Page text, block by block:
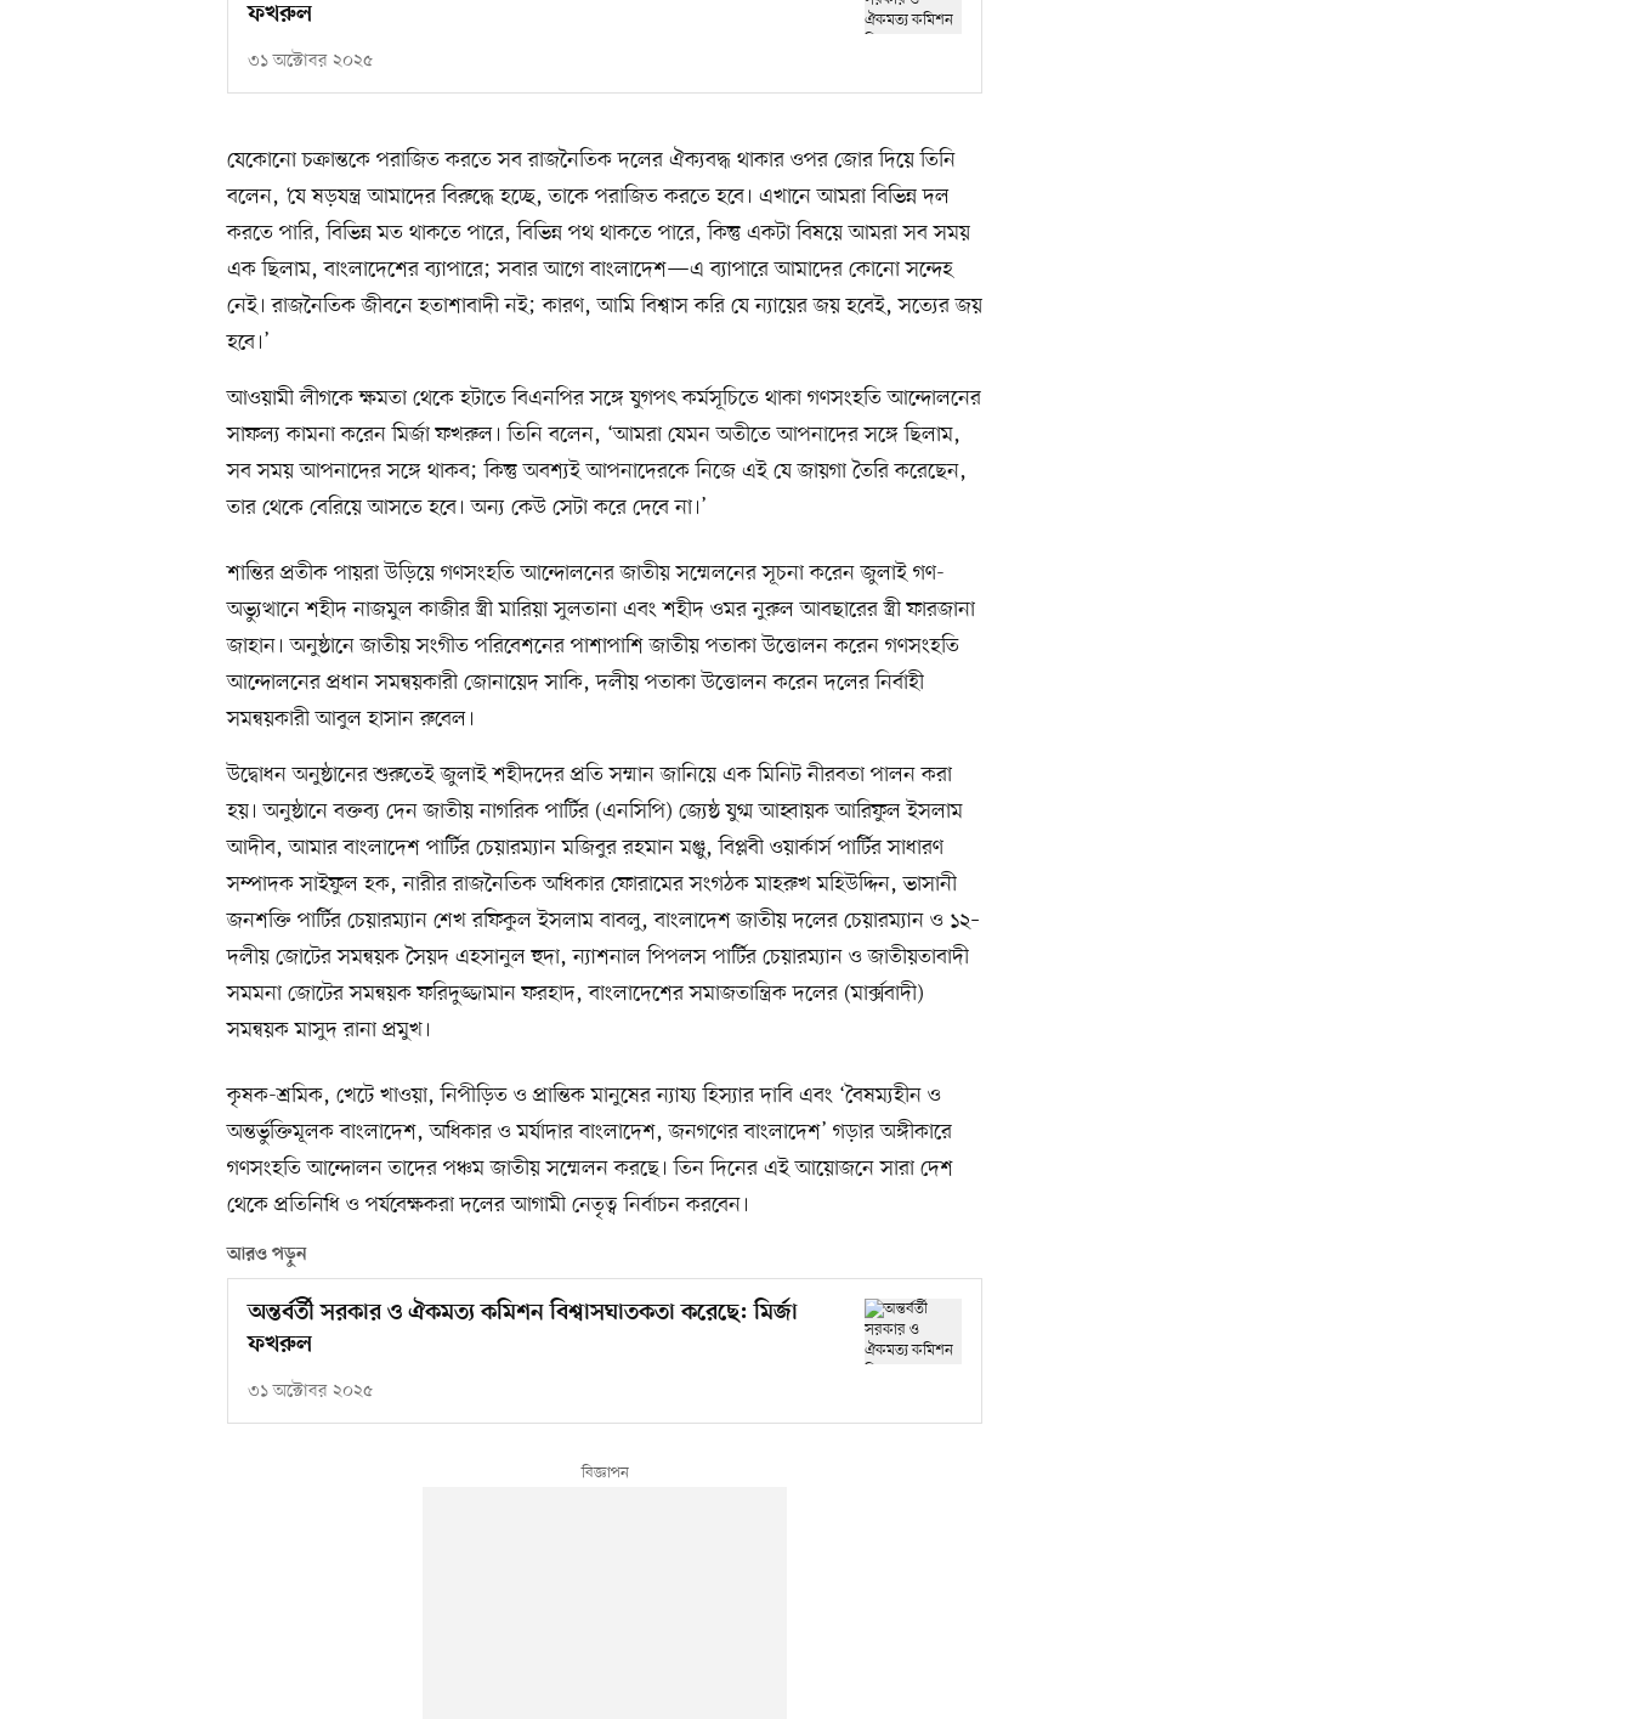
ফখরুল
৩১ অক্টোবর ২০২৫
যেকোনো চক্রান্তকে পরাজিত করতে সব রাজনৈতিক দলের ঐক্যবদ্ধ থাকার ওপর জোর দিয়ে তিনি
বলেন, ‘যে ষড়যন্ত্র আমাদের বিরুদ্ধে হচ্ছে, তাকে পরাজিত করতে হবে। এখানে আমরা বিভিন্ন দল
করতে পারি, বিভিন্ন মত থাকতে পারে, বিভিন্ন পথ থাকতে পারে, কিন্তু একটা বিষয়ে আমরা সব সময়
এক ছিলাম, বাংলাদেশের ব্যাপারে; সবার আগে বাংলাদেশ—এ ব্যাপারে আমাদের কোনো সন্দেহ
নেই। রাজনৈতিক জীবনে হতাশাবাদী নই; কারণ, আমি বিশ্বাস করি যে ন্যায়ের জয় হবেই, সত্যের জয়
হবে।’
আওয়ামী লীগকে ক্ষমতা থেকে হটাতে বিএনপির সঙ্গে যুগপৎ কর্মসূচিতে থাকা গণসংহতি আন্দোলনের
সাফল্য কামনা করেন মির্জা ফখরুল। তিনি বলেন, ‘আমরা যেমন অতীতে আপনাদের সঙ্গে ছিলাম,
সব সময় আপনাদের সঙ্গে থাকব; কিন্তু অবশ্যই আপনাদেরকে নিজে এই যে জায়গা তৈরি করেছেন,
তার থেকে বেরিয়ে আসতে হবে। অন্য কেউ সেটা করে দেবে না।’
শান্তির প্রতীক পায়রা উড়িয়ে গণসংহতি আন্দোলনের জাতীয় সম্মেলনের সূচনা করেন জুলাই গণ-
অভ্যুত্থানে শহীদ নাজমুল কাজীর স্ত্রী মারিয়া সুলতানা এবং শহীদ ওমর নুরুল আবছারের স্ত্রী ফারজানা
জাহান। অনুষ্ঠানে জাতীয় সংগীত পরিবেশনের পাশাপাশি জাতীয় পতাকা উত্তোলন করেন গণসংহতি
আন্দোলনের প্রধান সমন্বয়কারী জোনায়েদ সাকি, দলীয় পতাকা উত্তোলন করেন দলের নির্বাহী
সমন্বয়কারী আবুল হাসান রুবেল।
উদ্বোধন অনুষ্ঠানের শুরুতেই জুলাই শহীদদের প্রতি সম্মান জানিয়ে এক মিনিট নীরবতা পালন করা
হয়। অনুষ্ঠানে বক্তব্য দেন জাতীয় নাগরিক পার্টির (এনসিপি) জ্যেষ্ঠ যুগ্ম আহ্বায়ক আরিফুল ইসলাম
আদীব, আমার বাংলাদেশ পার্টির চেয়ারম্যান মজিবুর রহমান মঞ্জু, বিপ্লবী ওয়ার্কার্স পার্টির সাধারণ
সম্পাদক সাইফুল হক, নারীর রাজনৈতিক অধিকার ফোরামের সংগঠক মাহরুখ মহিউদ্দিন, ভাসানী
জনশক্তি পার্টির চেয়ারম্যান শেখ রফিকুল ইসলাম বাবলু, বাংলাদেশ জাতীয় দলের চেয়ারম্যান ও ১২–
দলীয় জোটের সমন্বয়ক সৈয়দ এহসানুল হুদা, ন্যাশনাল পিপলস পার্টির চেয়ারম্যান ও জাতীয়তাবাদী
সমমনা জোটের সমন্বয়ক ফরিদুজ্জামান ফরহাদ, বাংলাদেশের সমাজতান্ত্রিক দলের (মার্ক্সবাদী)
সমন্বয়ক মাসুদ রানা প্রমুখ।
কৃষক-শ্রমিক, খেটে খাওয়া, নিপীড়িত ও প্রান্তিক মানুষের ন্যায্য হিস্যার দাবি এবং ‘বৈষম্যহীন ও
অন্তর্ভুক্তিমূলক বাংলাদেশ, অধিকার ও মর্যাদার বাংলাদেশ, জনগণের বাংলাদেশ’ গড়ার অঙ্গীকারে
গণসংহতি আন্দোলন তাদের পঞ্চম জাতীয় সম্মেলন করছে। তিন দিনের এই আয়োজনে সারা দেশ
থেকে প্রতিনিধি ও পর্যবেক্ষকরা দলের আগামী নেতৃত্ব নির্বাচন করবেন।
আরও পড়ুন
অন্তর্বর্তী সরকার ও ঐকমত্য কমিশন বিশ্বাসঘাতকতা করেছে: মির্জা
ফখরুল
৩১ অক্টোবর ২০২৫